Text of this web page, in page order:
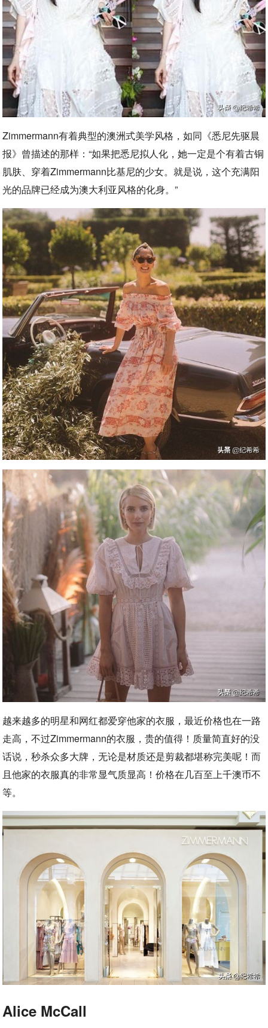
Zimmermann有着典型的澳洲式美学风格，如同《悉尼先驱晨
报》曾描述的那样：“如果把悉尼拟人化，她一定是个有着古铜
肌肤、穿着Zimmermann比基尼的少女。就是说，这个充满阳
光的品牌已经成为澳大利亚风格的化身。”
越来越多的明星和网红都爱穿他家的衣服，最近价格也在一路
走高，不过Zimmermann的衣服，贵的值得！质量简直好的没
话说，秒杀众多大牌，无论是材质还是剪裁都堪称完美呢！而
且他家的衣服真的非常显气质显高！价格在几百至上千澳币不
等。
Alice McCall